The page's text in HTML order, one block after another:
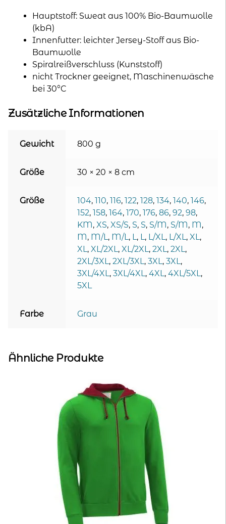
Hauptstoff: Sweat aus 100% Bio-Baumwolle
(kbA)
Innenfutter: leichter Jersey-Stoff aus Bio-
Baumwolle
Spiralreißverschluss (Kunststoff)
nicht Trockner geeignet, Maschinenwäsche
bei 30°C
Zusätzliche Informationen
Gewicht 800 g
Größe 30 × 20 × 8 cm
Größe 104, 110, 116, 122, 128, 134, 140, 146,
152, 158, 164, 170, 176, 86, 92, 98,
KM, XS, XS/S, S, S, S/M, S/M, M,
M, M/L, M/L, L, L, L/XL, L/XL, XL,
XL, XL/2XL, XL/2XL, 2XL, 2XL,
2XL/3XL, 2XL/3XL, 3XL, 3XL,
3XL/4XL, 3XL/4XL, 4XL, 4XL/5XL,
5XL
Farbe Grau
Ähnliche Produkte